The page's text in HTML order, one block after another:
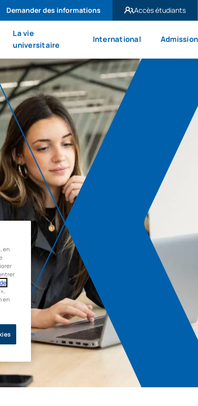
Demander des informations
Accès étudiants
UAX Mare Nostrum
La vie
universitaire
International Admission
en
en